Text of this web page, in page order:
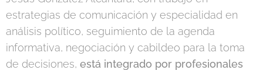
estrategias de comunicación y especialidad en
análisis político, seguimiento de la agenda
informativa, negociación y cabildeo para la toma
de decisiones, está integrado por profesionales